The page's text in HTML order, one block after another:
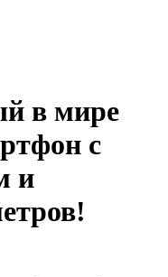
в мире
с
и